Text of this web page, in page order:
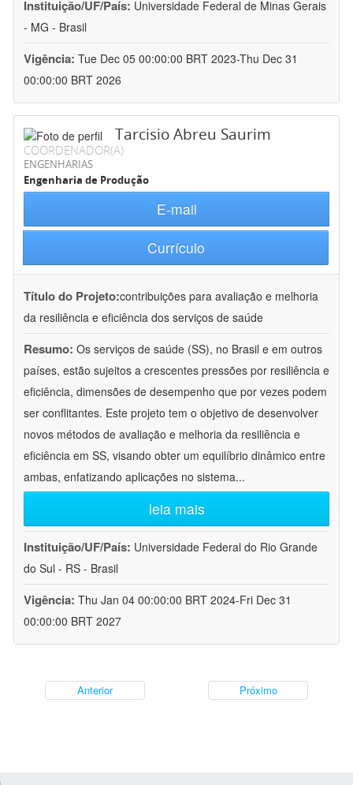
Instituição/UF/País: Universidade Federal de Minas Gerais
- MG - Brasil
Vigência: Tue Dec 05 00:00:00 BRT 2023-Thu Dec 31
00:00:00 BRT 2026
Tarcisio Abreu Saurim
COORDENADOR(A)
ENGENHARIAS
Engenharia de Produção
E-mail
Currículo
Título do Projeto:contribuições para avaliação e melhoria
da resiliência e eficiência dos serviços de saúde
Resumo: Os serviços de saúde (SS), no Brasil e em outros
países, estão sujeitos a crescentes pressões por resiliência e
eficiência, dimensões de desempenho que por vezes podem
ser conflitantes. Este projeto tem o objetivo de desenvolver
novos métodos de avaliação e melhoria da resiliência e
eficiência em SS, visando obter um equilíbrio dinâmico entre
ambas, enfatizando aplicações no sistema...
leia mais
Instituição/UF/País: Universidade Federal do Rio Grande
do Sul - RS - Brasil
Vigência: Thu Jan 04 00:00:00 BRT 2024-Fri Dec 31
00:00:00 BRT 2027
Anterior Próximo